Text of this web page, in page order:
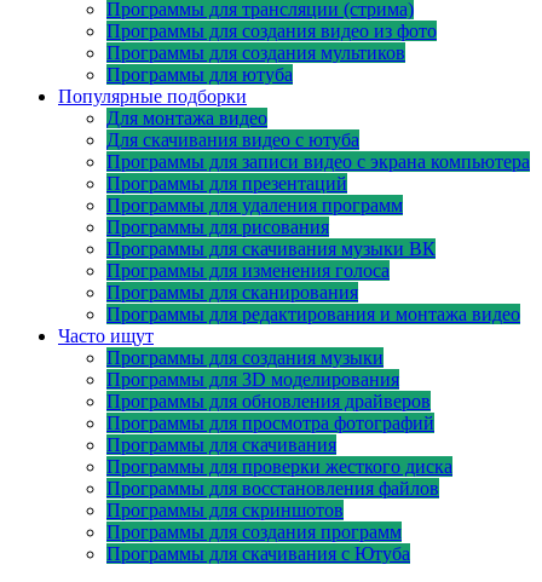
Программы для трансляции (стрима)
Программы для создания видео из фото
Программы для создания мультиков
Программы для ютуба
Популярные подборки
Для монтажа видео
Для скачивания видео с ютуба
Программы для записи видео с экрана компьютера
Программы для презентаций
Программы для удаления программ
Программы для рисования
Программы для скачивания музыки ВК
Программы для изменения голоса
Программы для сканирования
Программы для редактирования и монтажа видео
Часто ищут
Программы для создания музыки
Программы для 3D моделирования
Программы для обновления драйверов
Программы для просмотра фотографий
Программы для скачивания
Программы для проверки жесткого диска
Программы для восстановления файлов
Программы для скриншотов
Программы для создания программ
Программы для скачивания с Ютуба